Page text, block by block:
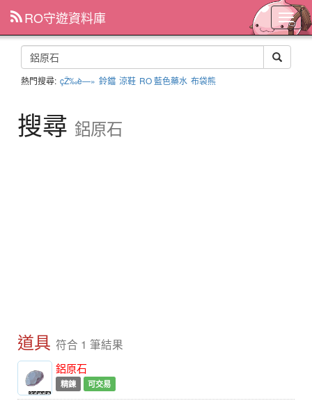
主
選
單
RO守遊資料庫
熱門搜尋: çŽ‰è—» 鈴鐺 涼鞋 RO 藍色藥水 布袋熊
搜尋 鋁原石
道具 符合 1 筆結果
鋁原石
精鍊 可交易